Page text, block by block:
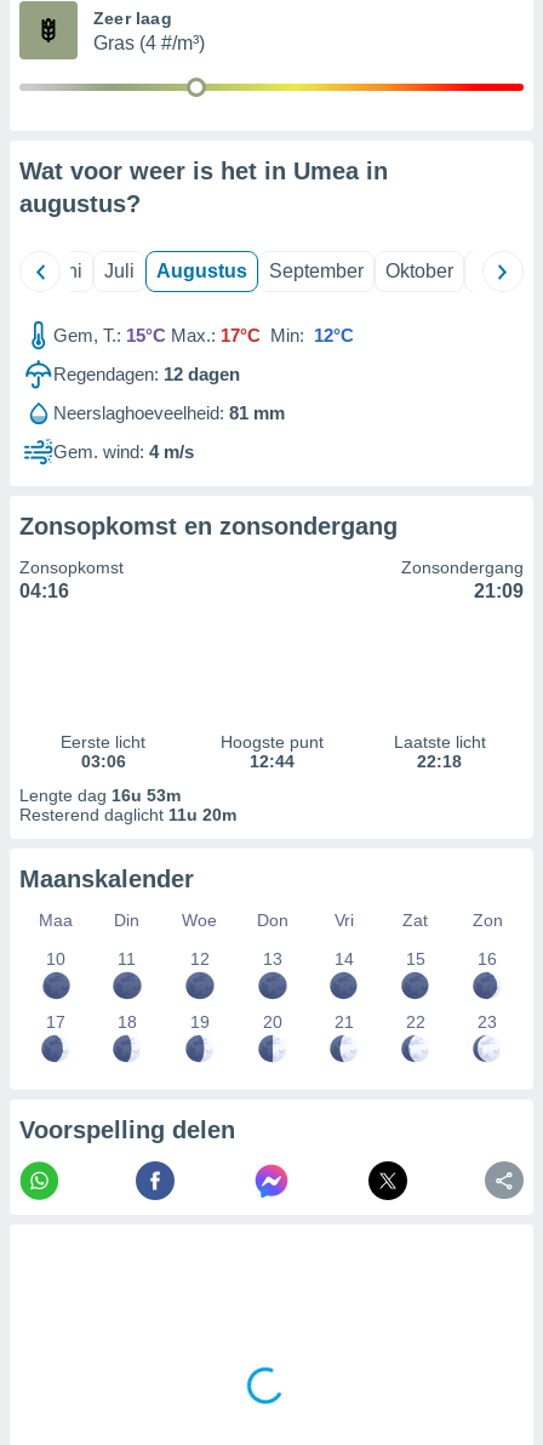
partners
Zeer laag
Gras (4 #/m³)
Wat voor weer is het in Umea in
augustus?
Juni Juli Augustus September Oktober
Gem, T.: 15°C Max.: 17°C Min: 12°C
Regendagen: 12 dagen
Neerslaghoeveelheid: 81 mm
Gem. wind: 4 m/s
Zonsopkomst en zonsondergang
Zonsopkomst
04:16
Zonsondergang
21:09
Eerste licht
03:06
Hoogste punt
12:44
Laatste licht
22:18
Lengte dag 16u 53m
Resterend daglicht 11u 20m
Maanskalender
Maa Din Woe Don Vri Zat
Zon
10
11 12 13 14 15 16
17 18 19 20 21 22 23
Voorspelling delen